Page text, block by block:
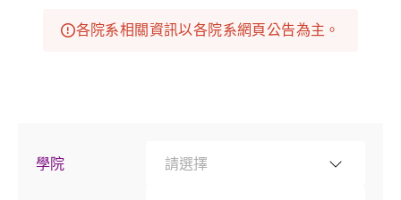
各院系相關資訊以各院系網頁公告為主。
學院 請選擇